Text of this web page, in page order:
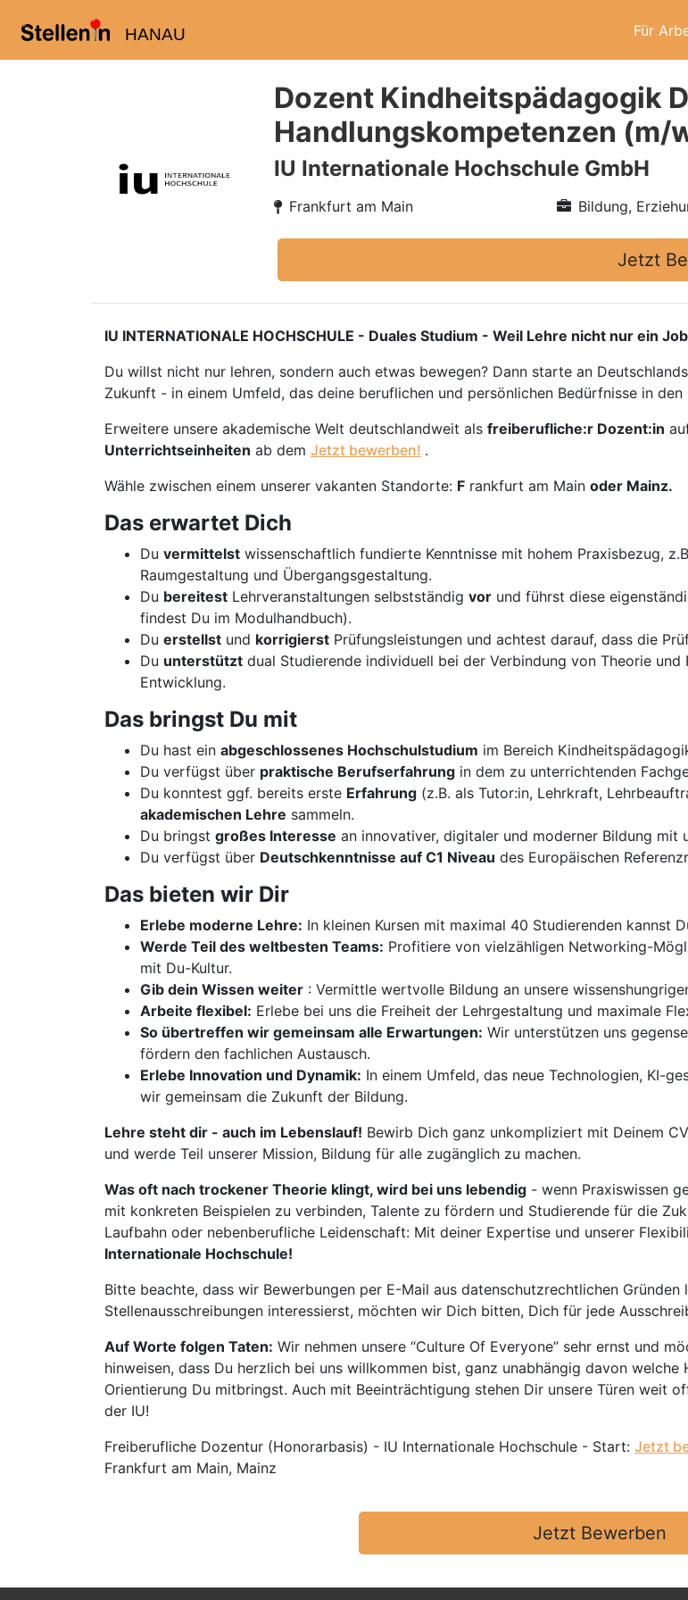
HANAU Für
Dozent Kindheitspädagogik
Handlungskompetenzen (m/
IU Internationale Hochschule GmbH
Frankfurt am Main Bildung,
Jetzt
IU INTERNATIONALE HOCHSCHULE - Duales Studium - Weil Lehre nicht nur ein
Du willst nicht nur lehren, sondern auch etwas bewegen? Dann starte an
Zukunft - in einem Umfeld, das deine beruflichen und persönlichen Bedürfnisse in
Erweitere unsere akademische Welt deutschlandweit als freiberufliche:r Dozent:in
Unterrichtseinheiten ab dem Jetzt bewerben! .
Wähle zwischen einem unserer vakanten Standorte: F rankfurt am Main oder Mainz.
Das erwartet Dich
Du vermittelst wissenschaftlich fundierte Kenntnisse mit hohem Praxisbezug,
Raumgestaltung und Übergangsgestaltung.
Du bereitest Lehrveranstaltungen selbstständig vor und führst diese
findest Du im Modulhandbuch).
Du erstellst und korrigierst Prüfungsleistungen und achtest darauf, dass die
Du unterstützt dual Studierende individuell bei der Verbindung von Theorie
Entwicklung.
Das bringst Du mit
Du hast ein abgeschlossenes Hochschulstudium im Bereich
Du verfügst über praktische Berufserfahrung in dem zu unterrichtenden
Du konntest ggf. bereits erste Erfahrung (z.B. als Tutor:in, Lehrkraft,
akademischen Lehre sammeln.
Du bringst großes Interesse an innovativer, digitaler und moderner Bildung mit
Du verfügst über Deutschkenntnisse auf C1 Niveau des Europäischen
Das bieten wir Dir
Erlebe moderne Lehre: In kleinen Kursen mit maximal 40 Studierenden kannst
Werde Teil des weltbesten Teams: Profitiere von vielzähligen Networking-
mit Du-Kultur.
Gib dein Wissen weiter : Vermittle wertvolle Bildung an unsere
Arbeite flexibel: Erlebe bei uns die Freiheit der Lehrgestaltung und maximale
So übertreffen wir gemeinsam alle Erwartungen: Wir unterstützen uns
fördern den fachlichen Austausch.
Erlebe Innovation und Dynamik: In einem Umfeld, das neue Technologien, KI-
wir gemeinsam die Zukunft der Bildung.
Lehre steht dir - auch im Lebenslauf! Bewirb Dich ganz unkompliziert mit Deinem
und werde Teil unserer Mission, Bildung für alle zugänglich zu machen.
Was oft nach trockener Theorie klingt, wird bei uns lebendig - wenn Praxiswissen
mit konkreten Beispielen zu verbinden, Talente zu fördern und Studierende für die
Laufbahn oder nebenberufliche Leidenschaft: Mit deiner Expertise und unserer
Internationale Hochschule!
Bitte beachte, dass wir Bewerbungen per E-Mail aus datenschutzrechtlichen
Stellenausschreibungen interessierst, möchten wir Dich bitten, Dich für jede
Auf Worte folgen Taten: Wir nehmen unsere “Culture Of Everyone” sehr ernst und
hinweisen, dass Du herzlich bei uns willkommen bist, ganz unabhängig davon
Orientierung Du mitbringst. Auch mit Beeinträchtigung stehen Dir unsere Türen weit
der IU!
Freiberufliche Dozentur (Honorarbasis) - IU Internationale Hochschule - Start: Jetzt
Frankfurt am Main, Mainz
Jetzt Bewerben